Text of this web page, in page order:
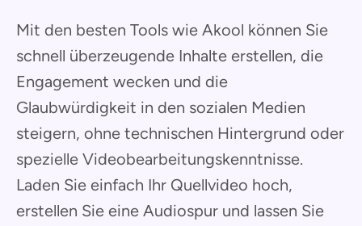
Mit den besten Tools wie Akool können Sie
schnell überzeugende Inhalte erstellen, die
Engagement wecken und die
Glaubwürdigkeit in den sozialen Medien
steigern, ohne technischen Hintergrund oder
spezielle Videobearbeitungskenntnisse.
Laden Sie einfach Ihr Quellvideo hoch,
erstellen Sie eine Audiospur und lassen Sie